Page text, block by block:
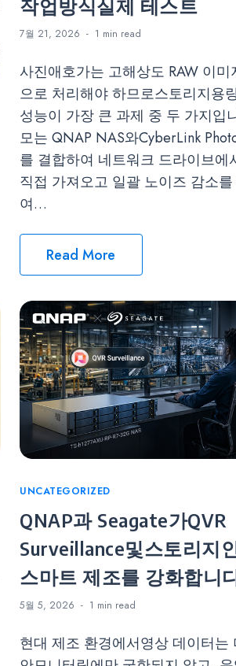
작업방식실제 테스트
7월 21, 2026 1 min read
사진애호가는 고해상도 RAW 이
으로 처리해야 하므로스토리지용
성능이 가장 큰 과제 중 두 가지입
모는 QNAP NAS와CyberLink
를 결합하여 네트워크 드라이브에
직접 가져오고 일괄 노이즈 감소
여…
Read More
Categories
UNCATEGORIZED
QNAP과 Seagate가QVR
Surveillance및스토리지
스마트 제조를 강화합니
5월 5, 2026 1 min read
현대 제조 환경에서영상 데이터는